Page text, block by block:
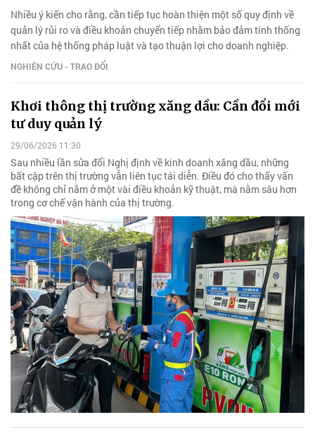
Nhiều ý kiến cho rằng, cần tiếp tục hoàn thiện một số quy định về
quản lý rủi ro và điều khoản chuyển tiếp nhằm bảo đảm tính thống
nhất của hệ thống pháp luật và tạo thuận lợi cho doanh nghiệp.
NGHIÊN CỨU - TRAO ĐỔI
Khơi thông thị trường xăng dầu: Cần đổi mới
tư duy quản lý
29/06/2026 11:30
Sau nhiều lần sửa đổi Nghị định về kinh doanh xăng dầu, những
bất cập trên thị trường vẫn liên tục tái diễn. Điều đó cho thấy vấn
đề không chỉ nằm ở một vài điều khoản kỹ thuật, mà nằm sâu hơn
trong cơ chế vận hành của thị trường.